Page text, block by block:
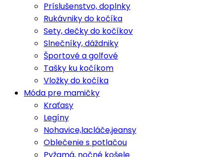
Príslušenstvo, doplnky
Rukávniky do kočíka
Sety, dečky do kočíkov
Slnečníky, dáždniky
Športové a golfové
Tašky ku kočíkom
Vložky do kočíka
Móda pre mamičky
Kraťasy
Legíny
Nohavice,lacláče,jeansy
Oblečenie s potlačou